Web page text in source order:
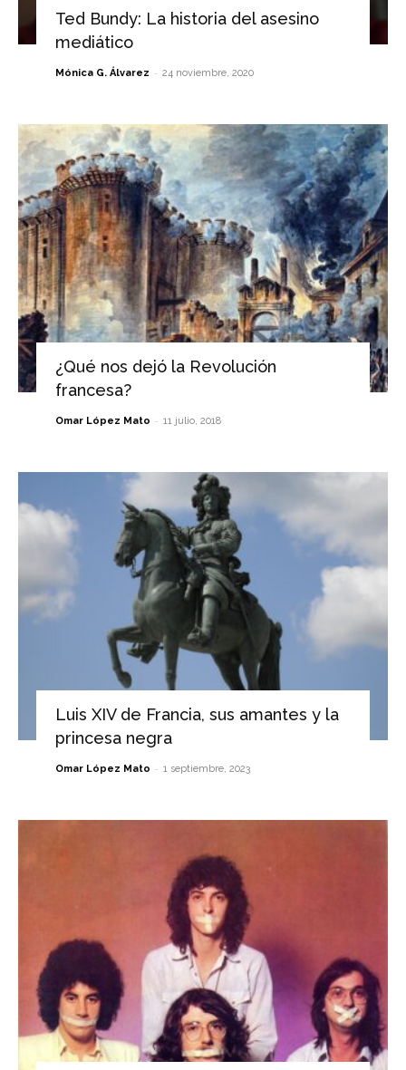
Ted Bundy: La historia del asesino
mediático
Mónica G. Álvarez - 24 noviembre, 2020
¿Qué nos dejó la Revolución
francesa?
Omar López Mato - 11 julio, 2018
Luis XIV de Francia, sus amantes y la
princesa negra
Omar López Mato - 1 septiembre, 2023